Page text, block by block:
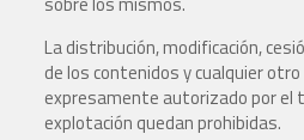
La distribución, modificación,
de los contenidos y cualquier
expresamente autorizado por el
explotación quedan prohibidas.